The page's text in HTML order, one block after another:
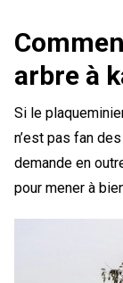
arbre à
Si le
n’est pas fan
demande en
pour mener à